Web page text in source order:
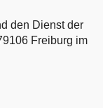
den Dienst der
Freiburg im